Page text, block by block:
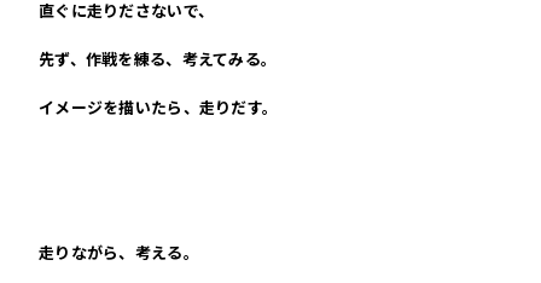
直ぐに走りださないで、
先ず、作戦を練る、考えてみる。
イメージを描いたら、走りだす。
走りながら、考える。